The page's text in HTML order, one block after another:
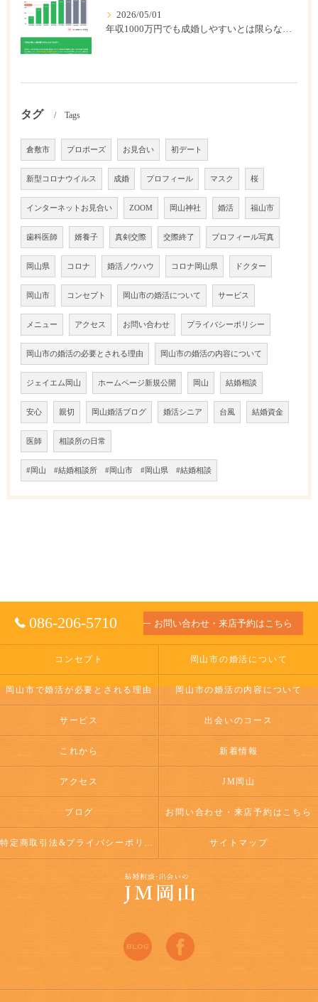
2026/05/01
年収1000万円でも成婚しやすいとは限らない? 「年収帯別の成婚率」のリアル
タグ Tags
倉敷市 プロポーズ お見合い 初デート
新型コロナウイルス 成婚 プロフィール マスク 桜
インターネットお見合い ZOOM 岡山神社 婚活 福山市
歯科医師 婿養子 真剣交際 交際終了 プロフィール写真
岡山県 コロナ 婚活ノウハウ コロナ岡山県 ドクター
岡山市 コンセプト 岡山市の婚活について サービス
メニュー アクセス お問い合わせ プライバシーポリシー
岡山市の婚活の必要とされる理由 岡山市の婚活の内容について
ジェイエム岡山 ホームページ新規公開 岡山 結婚相談
安心 親切 岡山婚活ブログ 婚活シニア 台風 結婚資金
医師 相談所の日常
#岡山 #結婚相談所 #岡山市 #岡山県 #結婚相談
086-206-5710 お問い合わせ・来店予約はこちら
コンセプト 岡山市の婚活について
岡山市で婚活が必要とされる理由 岡山市の婚活の内容について
サービス 出会いのコース
これから 新着情報
アクセス JM岡山
ブログ お問い合わせ・来店予約はこちら
特定商取引法&プライバシーポリシー サイトマップ